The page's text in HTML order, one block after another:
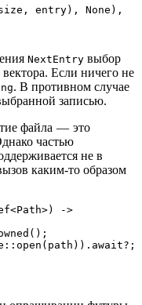
entry), None),
NextEntry выбор
Если ничего не
. В противном случае
записью.
файла — это
частью
не в
каким-то образом
->